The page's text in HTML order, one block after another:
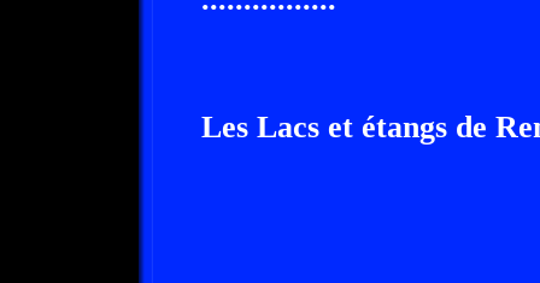
Les Lacs et étangs de